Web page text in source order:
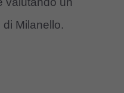
Milanello.